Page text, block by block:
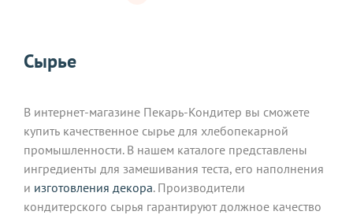
Сырье
В интернет-магазине Пекарь-Кондитер вы сможете
купить качественное сырье для хлебопекарной
промышленности. В нашем каталоге представлены
ингредиенты для замешивания теста, его наполнения
и изготовления декора. Производители
кондитерского сырья гарантируют должное качество